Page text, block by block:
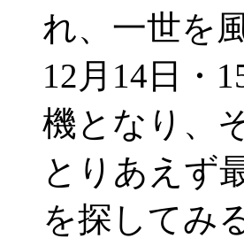
れ、一世を
12月14日・
機となり、
とりあえず
を探してみ